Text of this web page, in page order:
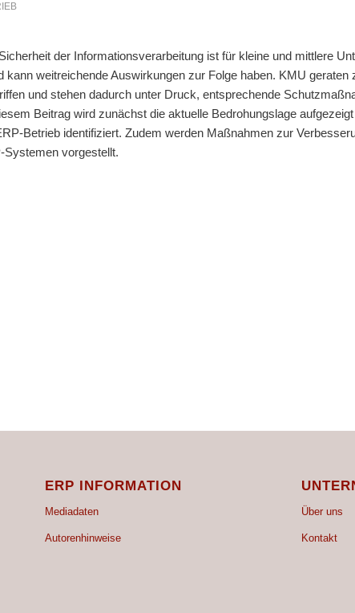
der Informationsverarbeitung ist für kleine und mittlere
kann weitreichende Auswirkungen zur Folge haben. KMU geraten
und stehen dadurch unter Druck, entsprechende
Beitrag wird zunächst die aktuelle Bedrohungslage
Betrieb identifiziert. Zudem werden Maßnahmen zur
vorgestellt.
ERP INFORMATION
Mediadaten
Autorenhinweise
Über uns
Kontakt